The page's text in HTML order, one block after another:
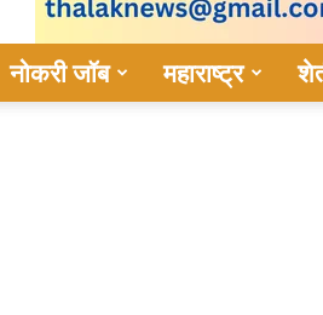
नोकरी जॉब महाराष्ट्र